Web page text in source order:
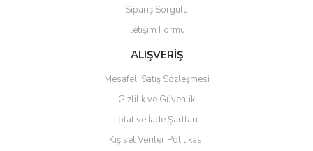
Ürün bilgilerinde hatalar bulunuyor.
Ürün fiyatı diğer sitelerden daha pahalı.
Bu ürüne benzer farklı alternatifler olmalı.
Gönder
Sipariş Sorgula
İletişim Formu
ALIŞVERİŞ
Mesafeli Satış Sözleşmesi
Gizlilik ve Güvenlik
İptal ve İade Şartları
Kişisel Veriler Politikası